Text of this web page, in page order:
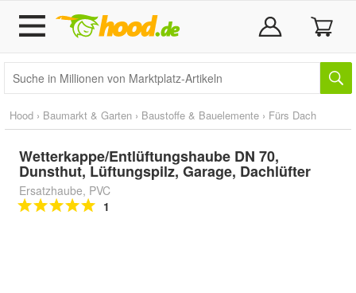
Hood › Baumarkt & Garten › Baustoffe & Bauelemente › Fürs Dach
Wetterkappe/Entlüftungshaube DN 70,
Dunsthut, Lüftungspilz, Garage, Dachlüfter
Ersatzhaube, PVC
1